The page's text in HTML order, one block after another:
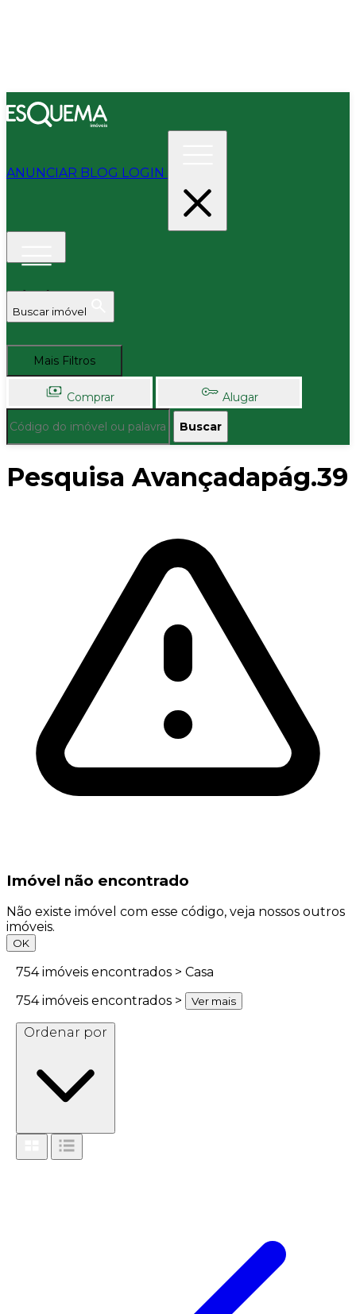
ANUNCIAR BLOG LOGIN
Buscar imóvel
Mais Filtros
Comprar Alugar
Buscar
Pesquisa Avançadapág.39
Imóvel não encontrado
Não existe imóvel com esse código, veja nossos outros
imóveis.
OK
754imóveis encontrados > Casa
754imóveis encontrados > Ver mais
Ordenar por